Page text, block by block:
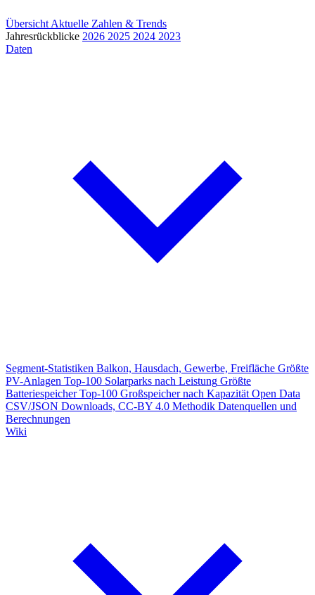
Übersicht Aktuelle Zahlen & Trends
Jahresrückblicke 2026 2025 2024 2023
Daten
Segment-Statistiken Balkon, Hausdach, Gewerbe, Freifläche Größte
PV-Anlagen Top-100 Solarparks nach Leistung Größte
Batteriespeicher Top-100 Großspeicher nach Kapazität Open Data
CSV/JSON Downloads, CC-BY 4.0 Methodik Datenquellen und
Berechnungen
Wiki